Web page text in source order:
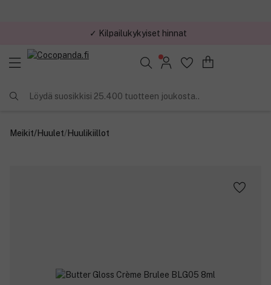
✓ Kilpailukykyiset hinnat
Löydä suosikkisi 25.400 tuotteen joukosta..
Meikit/Huulet/Huulikiillot